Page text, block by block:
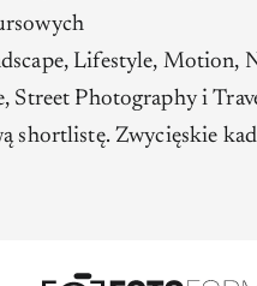
, Lifestyle, Motion,
, Street Photographyi
shortlistę. Zwycięskie